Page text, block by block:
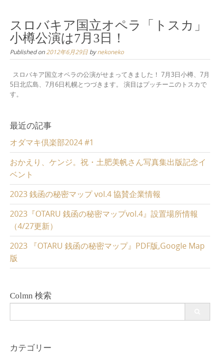
スロバキア国立オペラ「トスカ」
小樽公演は7月3日！
Published on2012年6月29日 bynekoneko
スロバキア国立オペラの公演がせまってきました！ 7月3日小樽、7月
5日北広島、7月6日札幌とつづきます。 演目はプッチーニのトスカで
す。
最近の記事
オダマキ倶楽部2024 #1
おかえり、ケンジ。祝・土肥美帆さん写真集出版記念イ
ベント
2023 銭函の秘密マップ vol.4 協賛企業情報
2023『OTARU 銭函の秘密マップvol.4』設置場所情報
（4/27更新）
2023 『OTARU 銭函の秘密マップ』PDF版,Google Map
版
Colmn 検索
カテゴリー